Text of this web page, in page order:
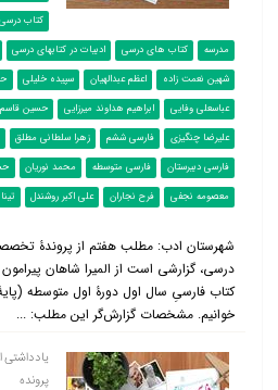
کتاب درسی
مدرسه
کتاب های درسی ادبیات در کتابهای درسی
شهین نعمت زاده
اعظم عبدالهیان سپیده خلیلی
عباسعلی وفایی
ابراهیم هداوند میرزایی حسین قاسم
علیرضا چنگیزی
فارسی ششم زهرا سلطانی مطلق
فارسی دبیرستان
فارسی متوسطه محمد نوریان
معصومه نجفی
فرح نجاران علی اکبر روشندل
شهرستان ادب: مطلب هفتم از پروندۀ
درسی، گزارشی است از المیرا شاهان
کتاب فارسیِ سال اول دورۀ اول متوسطه
خوانیم. مشخصات گزارش‌گر این مطلب: ...
پرونده